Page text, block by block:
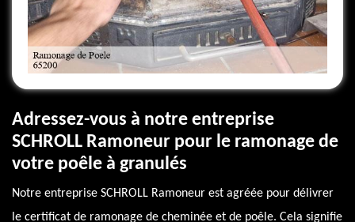
Adressez-vous à notre entreprise
SCHROLL Ramoneur pour le ramonage de
votre poêle à granulés
Notre entreprise SCHROLL Ramoneur est agréée pour délivrer
le certificat de ramonage de cheminée et de poêle. Cela signifie